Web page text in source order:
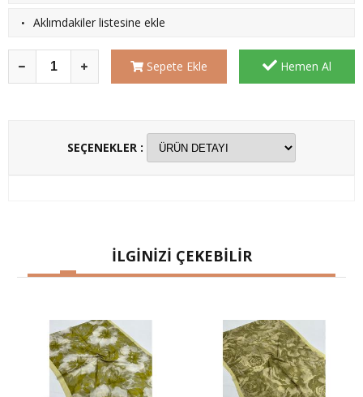
· Aklımdakiler listesine ekle
Sepete Ekle Hemen Al
SEÇENEKLER :
İLGİNİZİ ÇEKEBİLİR